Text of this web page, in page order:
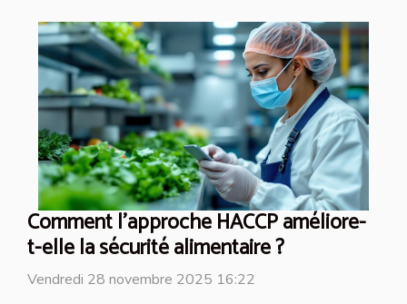
Comment l'approche HACCP améliore-
t-elle la sécurité alimentaire ?
Vendredi 28 novembre 2025 16:22